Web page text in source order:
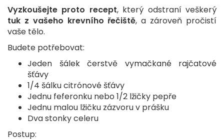
Vyzkoušejte proto recept, který odstraní veškerý
tuk z vašeho krevního řečiště, a zároveň pročistí
vaše tělo.
Budete potřebovat:
Jeden šálek čerstvě vymačkané rajčatové
šťávy
1/4 šálku citrónové šťávy
Jednu feferonku nebo 1/2 lžičky pepře
Jednu malou lžičku zázvoru v prášku
Dva stonky celeru
Postup: